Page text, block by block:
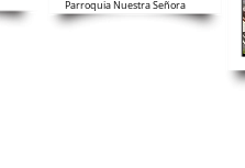
Parroquia Nuestra Señora